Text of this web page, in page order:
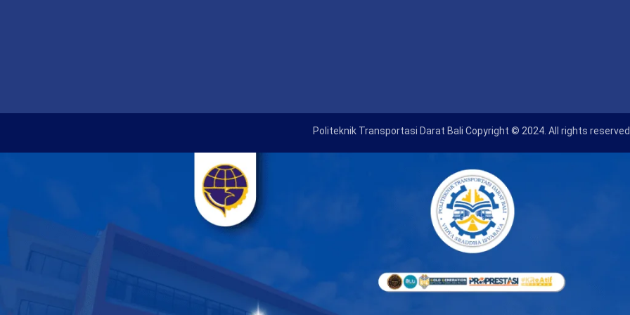
Politeknik Transportasi Darat Bali Copyright © 2024. All rights